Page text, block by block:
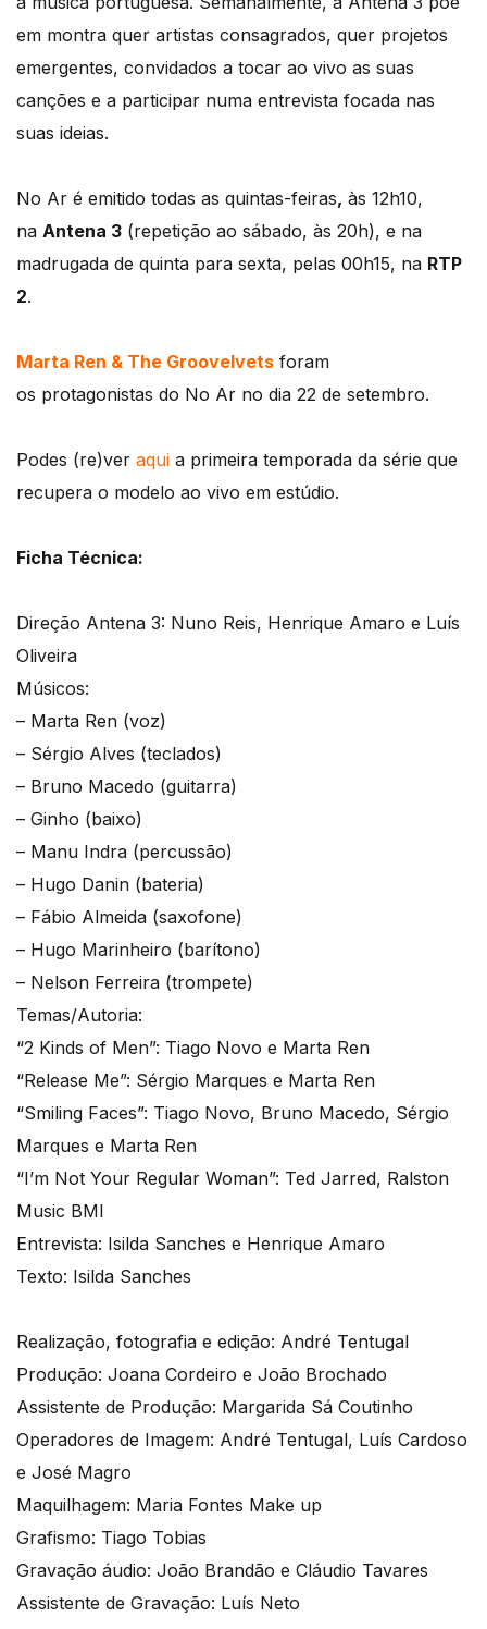
em montra quer artistas consagrados, quer projetos
emergentes, convidados a tocar ao vivo as suas
canções e a participar numa entrevista focada nas
suas ideias.
No Ar é emitido todas as quintas-feiras, às 12h10,
na Antena 3 (repetição ao sábado, às 20h), e na
madrugada de quinta para sexta, pelas 00h15, na RTP
2.
Marta Ren & The Groovelvets foram
os protagonistas do No Ar no dia 22 de setembro.
Podes (re)ver aqui a primeira temporada da série que
recupera o modelo ao vivo em estúdio.
Ficha Técnica:
Direção Antena 3: Nuno Reis, Henrique Amaro e Luís
Oliveira
Músicos:
– Marta Ren (voz)
– Sérgio Alves (teclados)
– Bruno Macedo (guitarra)
– Ginho (baixo)
– Manu Indra (percussão)
– Hugo Danin (bateria)
– Fábio Almeida (saxofone)
– Hugo Marinheiro (barítono)
– Nelson Ferreira (trompete)
Temas/Autoria:
“2 Kinds of Men”: Tiago Novo e Marta Ren
“Release Me”: Sérgio Marques e Marta Ren
“Smiling Faces”: Tiago Novo, Bruno Macedo, Sérgio
Marques e Marta Ren
“I’m Not Your Regular Woman”: Ted Jarred, Ralston
Music BMI
Entrevista: Isilda Sanches e Henrique Amaro
Texto: Isilda Sanches
Realização, fotografia e edição: André Tentugal
Produção: Joana Cordeiro e João Brochado
Assistente de Produção: Margarida Sá Coutinho
Operadores de Imagem: André Tentugal, Luís Cardoso
e José Magro
Maquilhagem: Maria Fontes Make up
Grafismo: Tiago Tobias
Gravação áudio: João Brandão e Cláudio Tavares
Assistente de Gravação: Luís Neto